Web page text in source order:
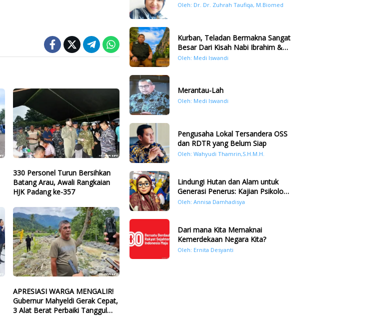
330 Personel Turun Bersihkan
Batang Arau, Awali Rangkaian
HJK Padang ke-357
APRESIASI WARGA MENGALIR!
Gubernur Mahyeldi Gerak Cepat,
3 Alat Berat Perbaiki Tanggul
Oleh: Dr. Dr. Zuhrah Taufiqa, M.Biomed
Kurban, Teladan Bermakna Sangat
Besar Dari Kisah Nabi Ibrahim &
Nabi Ismail
Oleh: Medi Iswandi
Merantau-Lah
Oleh: Medi Iswandi
Pengusaha Lokal Tersandera OSS
dan RDTR yang Belum Siap
Oleh: Wahyudi Thamrin,S.H.M.H.
Lindungi Hutan dan Alam untuk
Generasi Penerus: Kajian Psikologi
Bencana Hidrometeorologi di
Oleh: Annisa Damhadisya
Dari mana Kita Memaknai
Kemerdekaan Negara Kita?
Oleh: Ernita Desyanti